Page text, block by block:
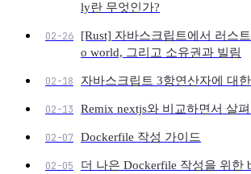
ly란 무엇인가?
02-26
[Rust] 자바스크립트에서 러스
o world, 그리고 소유권과 빌림
02-18 자바스크립트 3항연산자에 대
02-13 Remix nextjs와 비교하면서 살펴
02-07 Dockerfile 작성 가이드
02-05
더 나은 Dockerfile 작성을 위한